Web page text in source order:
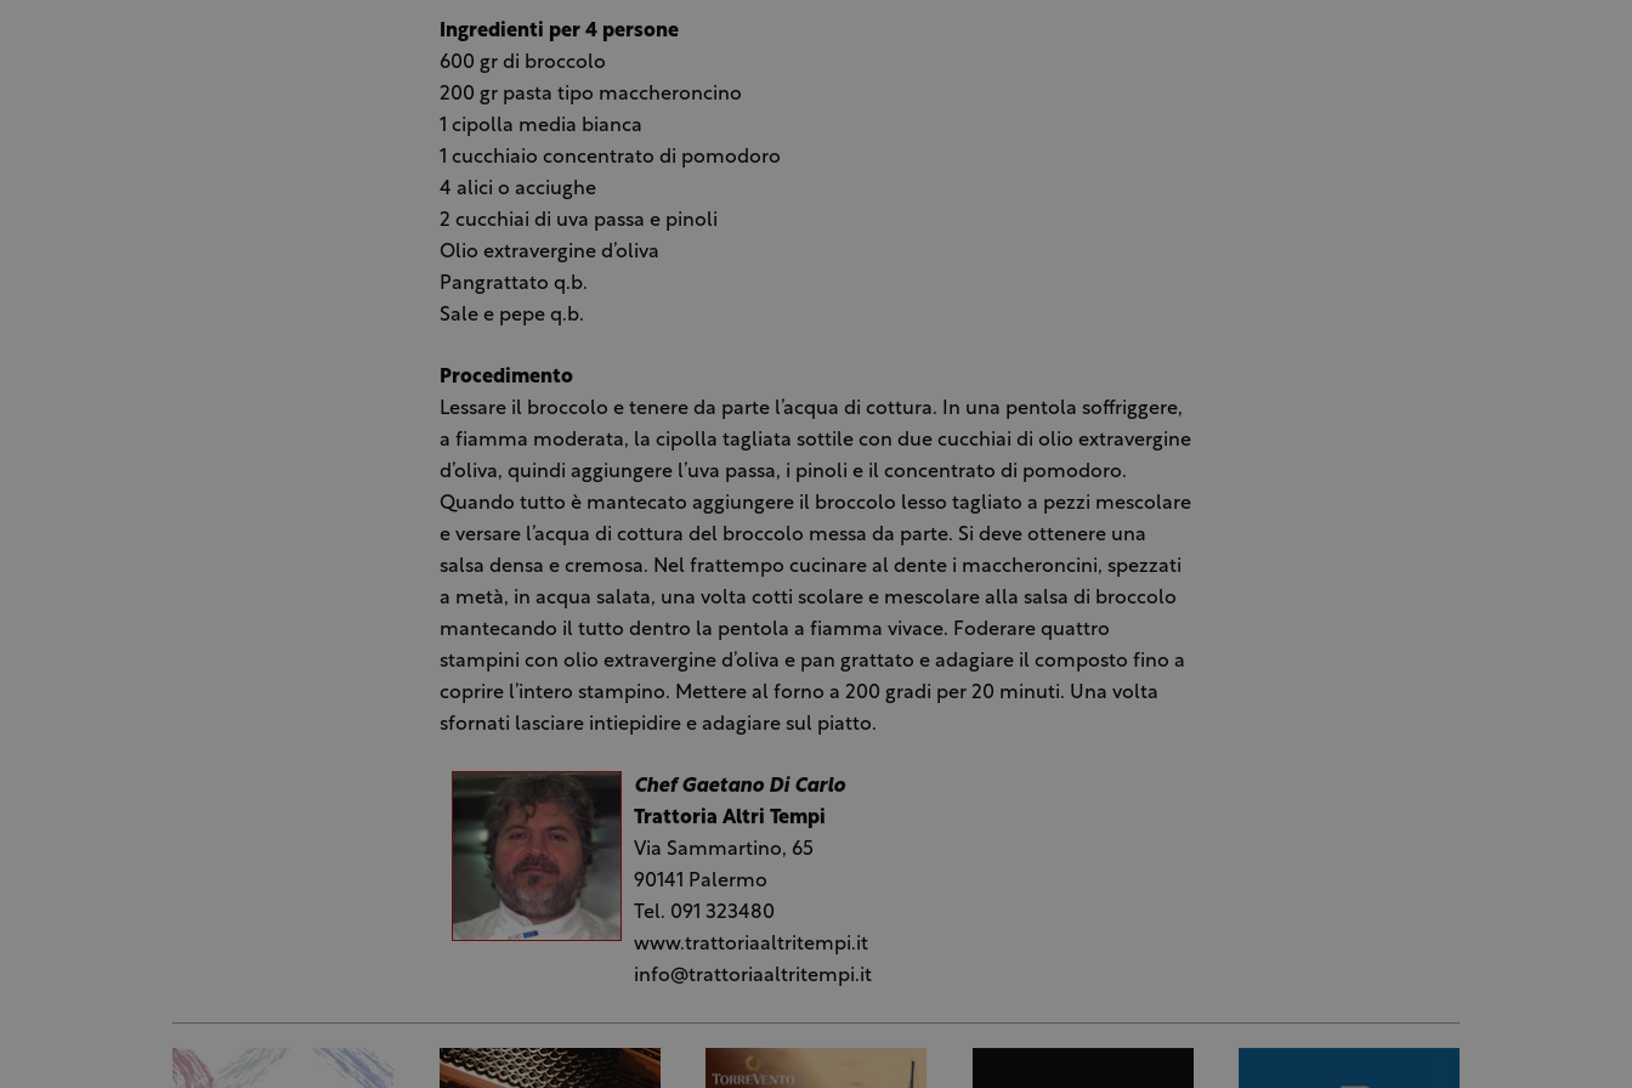
Ingredienti per 4 persone
600 gr di broccolo
200 gr pasta tipo maccheroncino
1 cipolla media bianca
1 cucchiaio concentrato di pomodoro
4 alici o acciughe
2 cucchiai di uva passa e pinoli
Olio extravergine d’oliva
Pangrattato q.b.
Sale e pepe q.b.
Procedimento
Lessare il broccolo e tenere da parte l’acqua di cottura. In una pentola soffriggere,
a fiamma moderata, la cipolla tagliata sottile con due cucchiai di olio extravergine
d’oliva, quindi aggiungere l’uva passa, i pinoli e il concentrato di pomodoro.
Quando tutto è mantecato aggiungere il broccolo lesso tagliato a pezzi mescolare
e versare l’acqua di cottura del broccolo messa da parte. Si deve ottenere una
salsa densa e cremosa. Nel frattempo cucinare al dente i maccheroncini, spezzati
a metà, in acqua salata, una volta cotti scolare e mescolare alla salsa di broccolo
mantecando il tutto dentro la pentola a fiamma vivace. Foderare quattro
stampini con olio extravergine d’oliva e pan grattato e adagiare il composto fino a
coprire l’intero stampino. Mettere al forno a 200 gradi per 20 minuti. Una volta
sfornati lasciare intiepidire e adagiare sul piatto.
Chef Gaetano Di Carlo
Trattoria Altri Tempi
Via Sammartino, 65
90141 Palermo
Tel. 091 323480
www.trattoriaaltritempi.it
info@trattoriaaltritempi.it